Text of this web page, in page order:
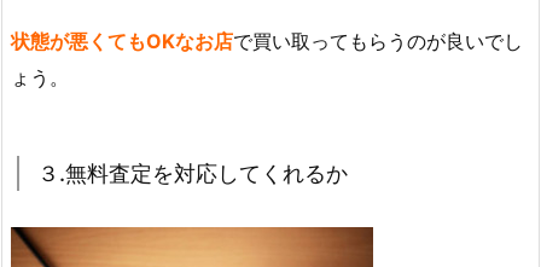
状態が悪くてもOKなお店で買い取ってもらうのが良いでし
ょう。
３.無料査定を対応してくれるか